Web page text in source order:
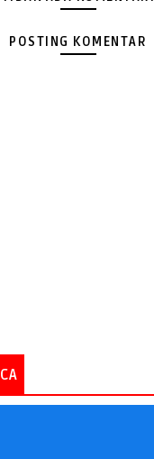
POSTING KOMENTAR